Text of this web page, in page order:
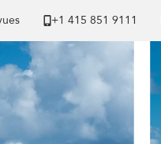
+1 ​415 851 9111